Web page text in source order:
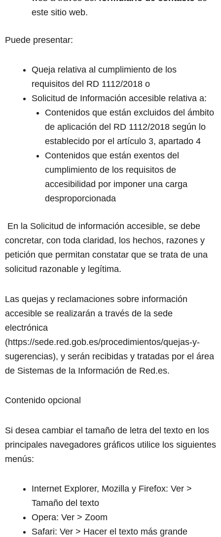
este sitio web.
Puede presentar:
Queja relativa al cumplimiento de los
requisitos del RD 1112/2018 o
Solicitud de Información accesible relativa a:
Contenidos que están excluidos del ámbito
de aplicación del RD 1112/2018 según lo
establecido por el artículo 3, apartado 4
Contenidos que están exentos del
cumplimiento de los requisitos de
accesibilidad por imponer una carga
desproporcionada
En la Solicitud de información accesible, se debe
concretar, con toda claridad, los hechos, razones y
petición que permitan constatar que se trata de una
solicitud razonable y legítima.
Las quejas y reclamaciones sobre información
accesible se realizarán a través de la sede
electrónica
(https://sede.red.gob.es/procedimientos/quejas-y-
sugerencias), y serán recibidas y tratadas por el área
de Sistemas de la Información de Red.es.
Contenido opcional
Si desea cambiar el tamaño de letra del texto en los
principales navegadores gráficos utilice los siguientes
menús:
Internet Explorer, Mozilla y Firefox: Ver >
Tamaño del texto
Opera: Ver > Zoom
Safari: Ver > Hacer el texto más grande